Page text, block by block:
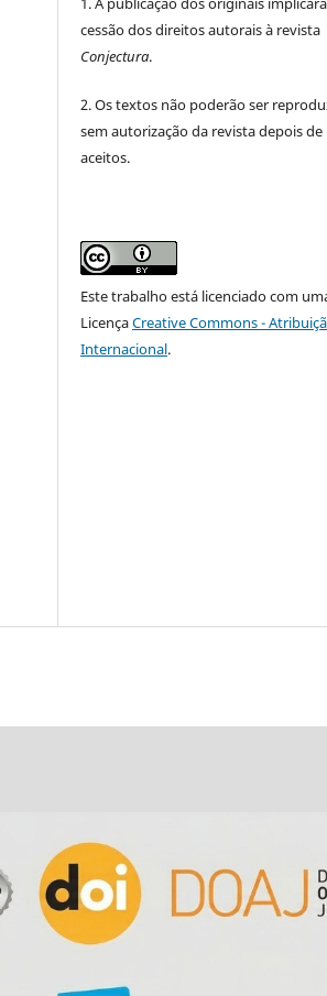
cessão dos direitos autorais à revista
Conjectura.
2. Os textos não poderão ser
sem autorização da revista depois de
aceitos.
Este trabalho está licenciado com
LicençaCreative Commons -
Internacional.